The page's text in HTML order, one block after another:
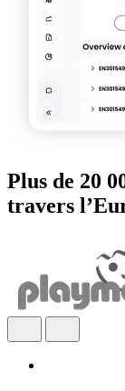
Plus de 20
travers